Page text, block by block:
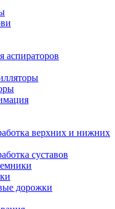
аспираторов
верхних и нижних
суставов
дорожки